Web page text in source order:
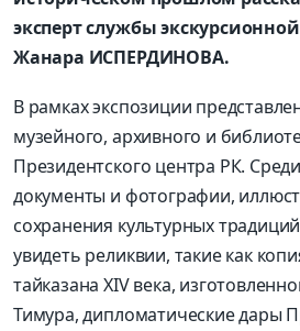
эксперт службы
Жанара ИСПЕРДИНОВА.
В рамках экспозиции
музейного, архивного и
Президентского центра РК.
документы и фотографии,
сохранения культурных
увидеть реликвии, такие как
тайказана XIV века,
Тимура, дипломатические дары